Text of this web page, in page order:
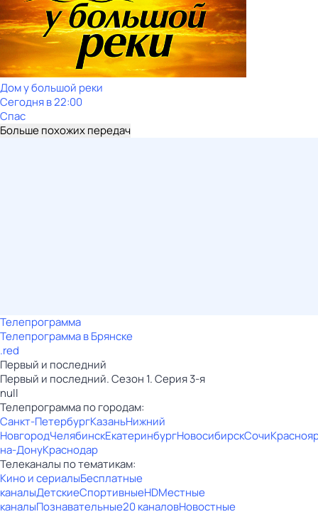
Дом у большой реки
Сегодня в 22:00
Спас
Больше похожих передач
Телепрограмма
Телепрограмма в Брянске
.red
Первый и последний
Первый и последний. Сезон 1. Серия 3-я
null
Телепрограмма по городам:
Санкт-ПетербургКазаньНижний
НовгородЧелябинскЕкатеринбургНовосибирскСочи
на-ДонуКраснодар
Телеканалы по тематикам:
Кино и сериалыБесплатные
каналыДетскиеСпортивныеHDМестные
каналыПознавательные20 каналовНовостные